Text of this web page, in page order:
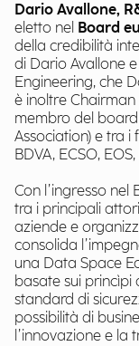
Dario Avallone,
eletto nel Board
della credibilità
di Dario Avallone
Engineering, che
è inoltre
membro del
Association) e tra
BDVA, ECSO,
Con l’ingresso nel
tra i principali
aziende e
consolida
una Data Space
basate sui princìpi
standard di
possibilità di
l’innovazione e la